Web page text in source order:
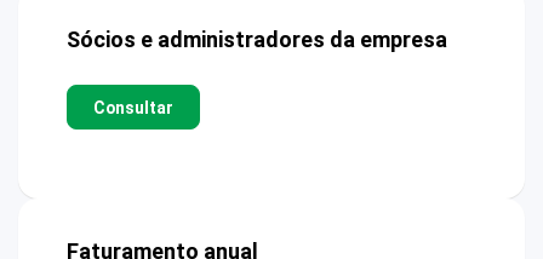
Sócios e administradores da empresa
Consultar
Faturamento anual